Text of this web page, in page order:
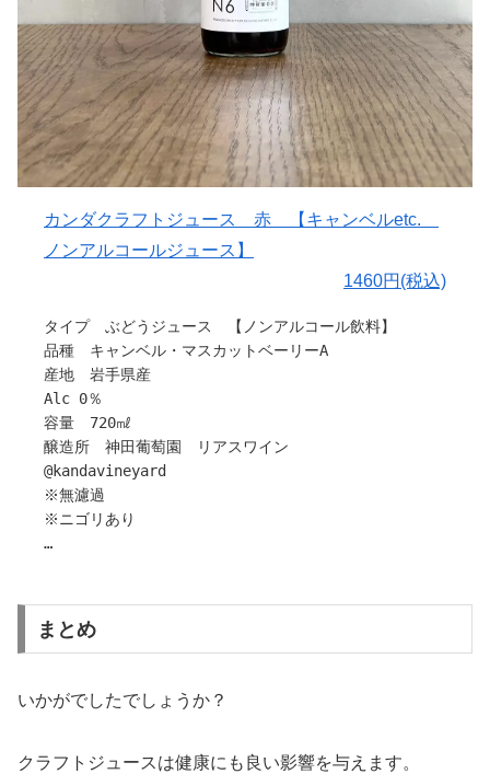
す。
我々造り手のCRAFT（手仕事）は食卓の団らんのため。
飲み手の皆様が食卓を囲み楽しい時間が流れることで味が
完成すると考えています。
手仕事をそのままボトルに詰め、造り手と飲み手が繋がる
ジュース。
そんな想いがクラフトジュースの名前には込められていま
す。
〇りんごについて
のりんご生産者の原料で造るりんごジュース。
きのブレンドで一つの味に仕上げています。
〇味わいについて
ふくよかさを感じる甘みと、蜜を思わせる香りと味わい。
お子様にも喜ばれるジュースです。
＜味わいチャート＞
味の参考に・・・
１・・・弱い ５・・・強い
甘味 4
酸味 １
〇ご注意ください
開栓前はよく冷やしてから、抜栓の際はゆっくりと栓を開
下に澱や酵母が沈殿していますが品質には問題ございませ
カンダクラフトジュース 赤 【キャンベルetc.
ノンアルコールジュース】
1460円(税込)
タイプ ぶどうジュース 【ノンアルコール飲料】
品種 キャンベル・マスカットベーリーA
産地 岩手県産
Alc 0％
容量 720㎖
醸造所 神田葡萄園 リアスワイン
@kandavineyard
※無濾過
※ニゴリあり
すっきりした味わいで、ペアリングも楽しめるクラフトジ
ーンでも大活躍間違いなし(^^)
まとめ
いかがでしたでしょうか？
クラフトジュースは健康にも良い影響を与えます。